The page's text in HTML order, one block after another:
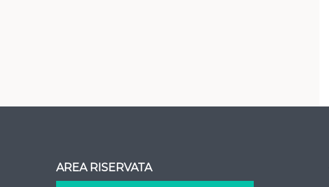
AREA RISERVATA